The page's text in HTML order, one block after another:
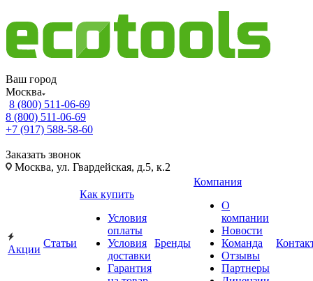
Ваш город
Москва
8 (800) 511-06-69
8 (800) 511-06-69
+7 (917) 588-58-60
Заказать звонок
Москва, ул. Гвардейская, д.5, к.2
Акции
Статьи
Как купить
Условия
оплаты
Условия
доставки
Гарантия
Бренды
Компания
О
компании
Новости
Команда
Отзывы
Партнеры